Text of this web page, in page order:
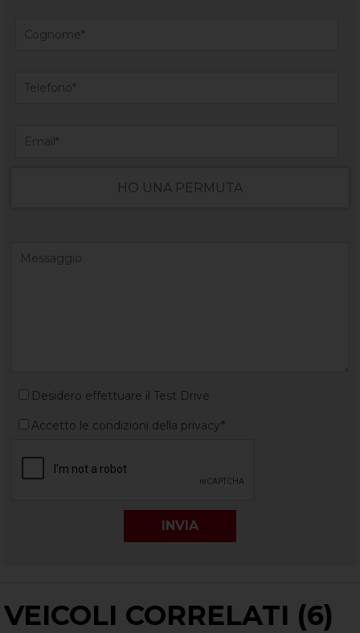
HO UNA PERMUTA
Desidero effettuare il Test Drive
Accetto le condizioni della privacy*
VEICOLI CORRELATI (6)